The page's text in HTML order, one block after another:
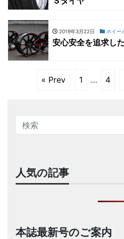
2019年3月22日 ホイー
安心安全を追求し
« Prev 1 … 4
人気の記事
本誌最新号のご案内